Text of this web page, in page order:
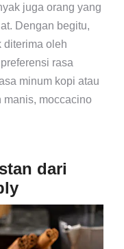
juga orang yang
Dengan begitu,
diterima oleh
rasa
minum kopi atau
manis, moccacino
dari